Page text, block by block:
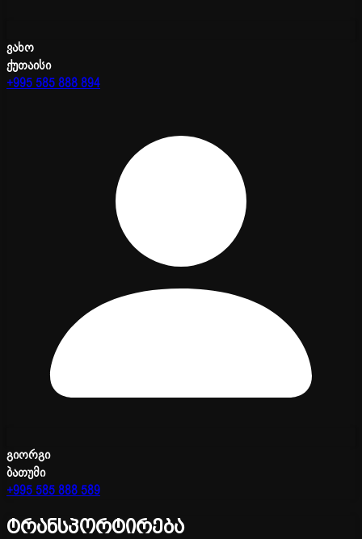
ვახო
ქუთაისი
+995 585 888 894
გიორგი
ბათუმი
+995 585 888 589
ტრანსპორტირება